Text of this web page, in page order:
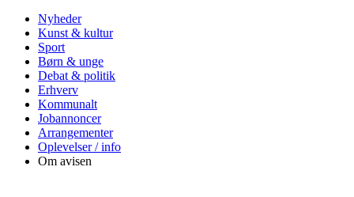
Nyheder
Kunst & kultur
Sport
Børn & unge
Debat & politik
Erhverv
Kommunalt
Jobannoncer
Arrangementer
Oplevelser / info
Om avisen